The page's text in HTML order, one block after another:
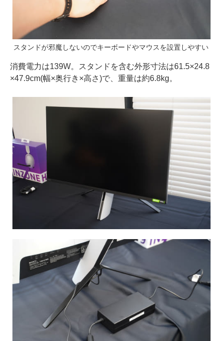
スタンドが邪魔しないのでキーボードやマウスを設置しやすい
消費電力は139W。スタンドを含む外形寸法は61.5×24.8
×47.9cm(幅×奥行き×高さ)で、重量は約6.8kg。